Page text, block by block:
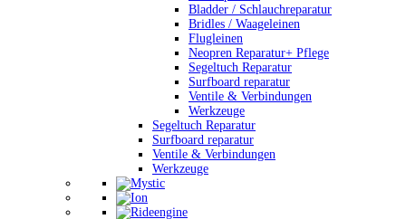
Bladder / Schlauchreparatur
Bridles / Waageleinen
Flugleinen
Neopren Reparatur+ Pflege
Segeltuch Reparatur
Surfboard reparatur
Ventile & Verbindungen
Werkzeuge
Segeltuch Reparatur
Surfboard reparatur
Ventile & Verbindungen
Werkzeuge